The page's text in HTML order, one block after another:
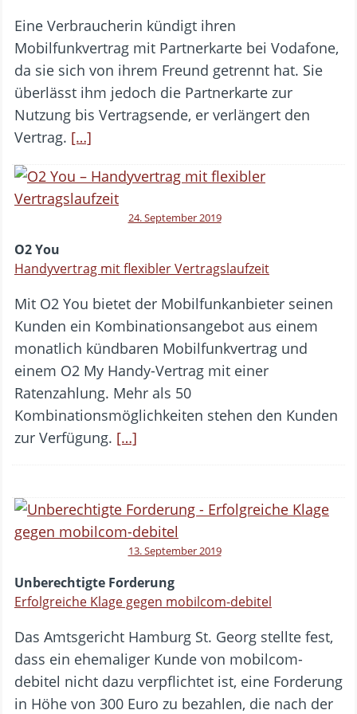
Eine Verbraucherin kündigt ihren
Mobilfunkvertrag mit Partnerkarte bei Vodafone,
da sie sich von ihrem Freund getrennt hat. Sie
überlässt ihm jedoch die Partnerkarte zur
Nutzung bis Vertragsende, er verlängert den
Vertrag. […]
24. September 2019
O2 You
Handyvertrag mit flexibler Vertragslaufzeit
Mit O2 You bietet der Mobilfunkanbieter seinen
Kunden ein Kombinationsangebot aus einem
monatlich kündbaren Mobilfunkvertrag und
einem O2 My Handy-Vertrag mit einer
Ratenzahlung. Mehr als 50
Kombinationsmöglichkeiten stehen den Kunden
zur Verfügung. […]
13. September 2019
Unberechtigte Forderung
Erfolgreiche Klage gegen mobilcom-debitel
Das Amtsgericht Hamburg St. Georg stellte fest,
dass ein ehemaliger Kunde von mobilcom-
debitel nicht dazu verpflichtet ist, eine Forderung
in Höhe von 300 Euro zu bezahlen, die nach der